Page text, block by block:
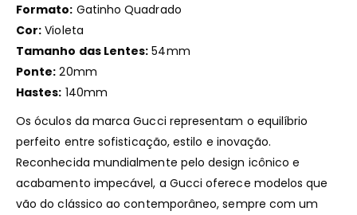
Formato: Gatinho Quadrado
Cor: Violeta
Tamanho das Lentes: 54mm
Ponte: 20mm
Hastes: 140mm
Os óculos da marca Gucci representam o equilíbrio
perfeito entre sofisticação, estilo e inovação.
Reconhecida mundialmente pelo design icônico e
acabamento impecável, a Gucci oferece modelos que
vão do clássico ao contemporâneo, sempre com um